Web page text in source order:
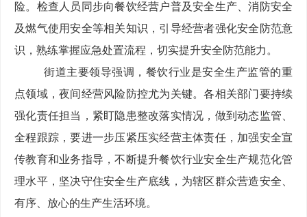
险。检查人员同步向餐饮经营户普及安全生产、消防安全
及燃气使用安全等相关知识，引导经营者强化安全防范意
识，熟练掌握应急处置流程，切实提升安全防范能力。
街道主要领导强调，餐饮行业是安全生产监管的重
点领域，夜间经营风险防控尤为关键。各相关部门要持续
强化责任担当，紧盯隐患整改落实情况，做到动态监管、
全程跟踪，要进一步压紧压实经营主体责任，加强安全宣
传教育和业务指导，不断提升餐饮行业安全生产规范化管
理水平，坚决守住安全生产底线，为辖区群众营造安全、
有序、放心的生产生活环境。